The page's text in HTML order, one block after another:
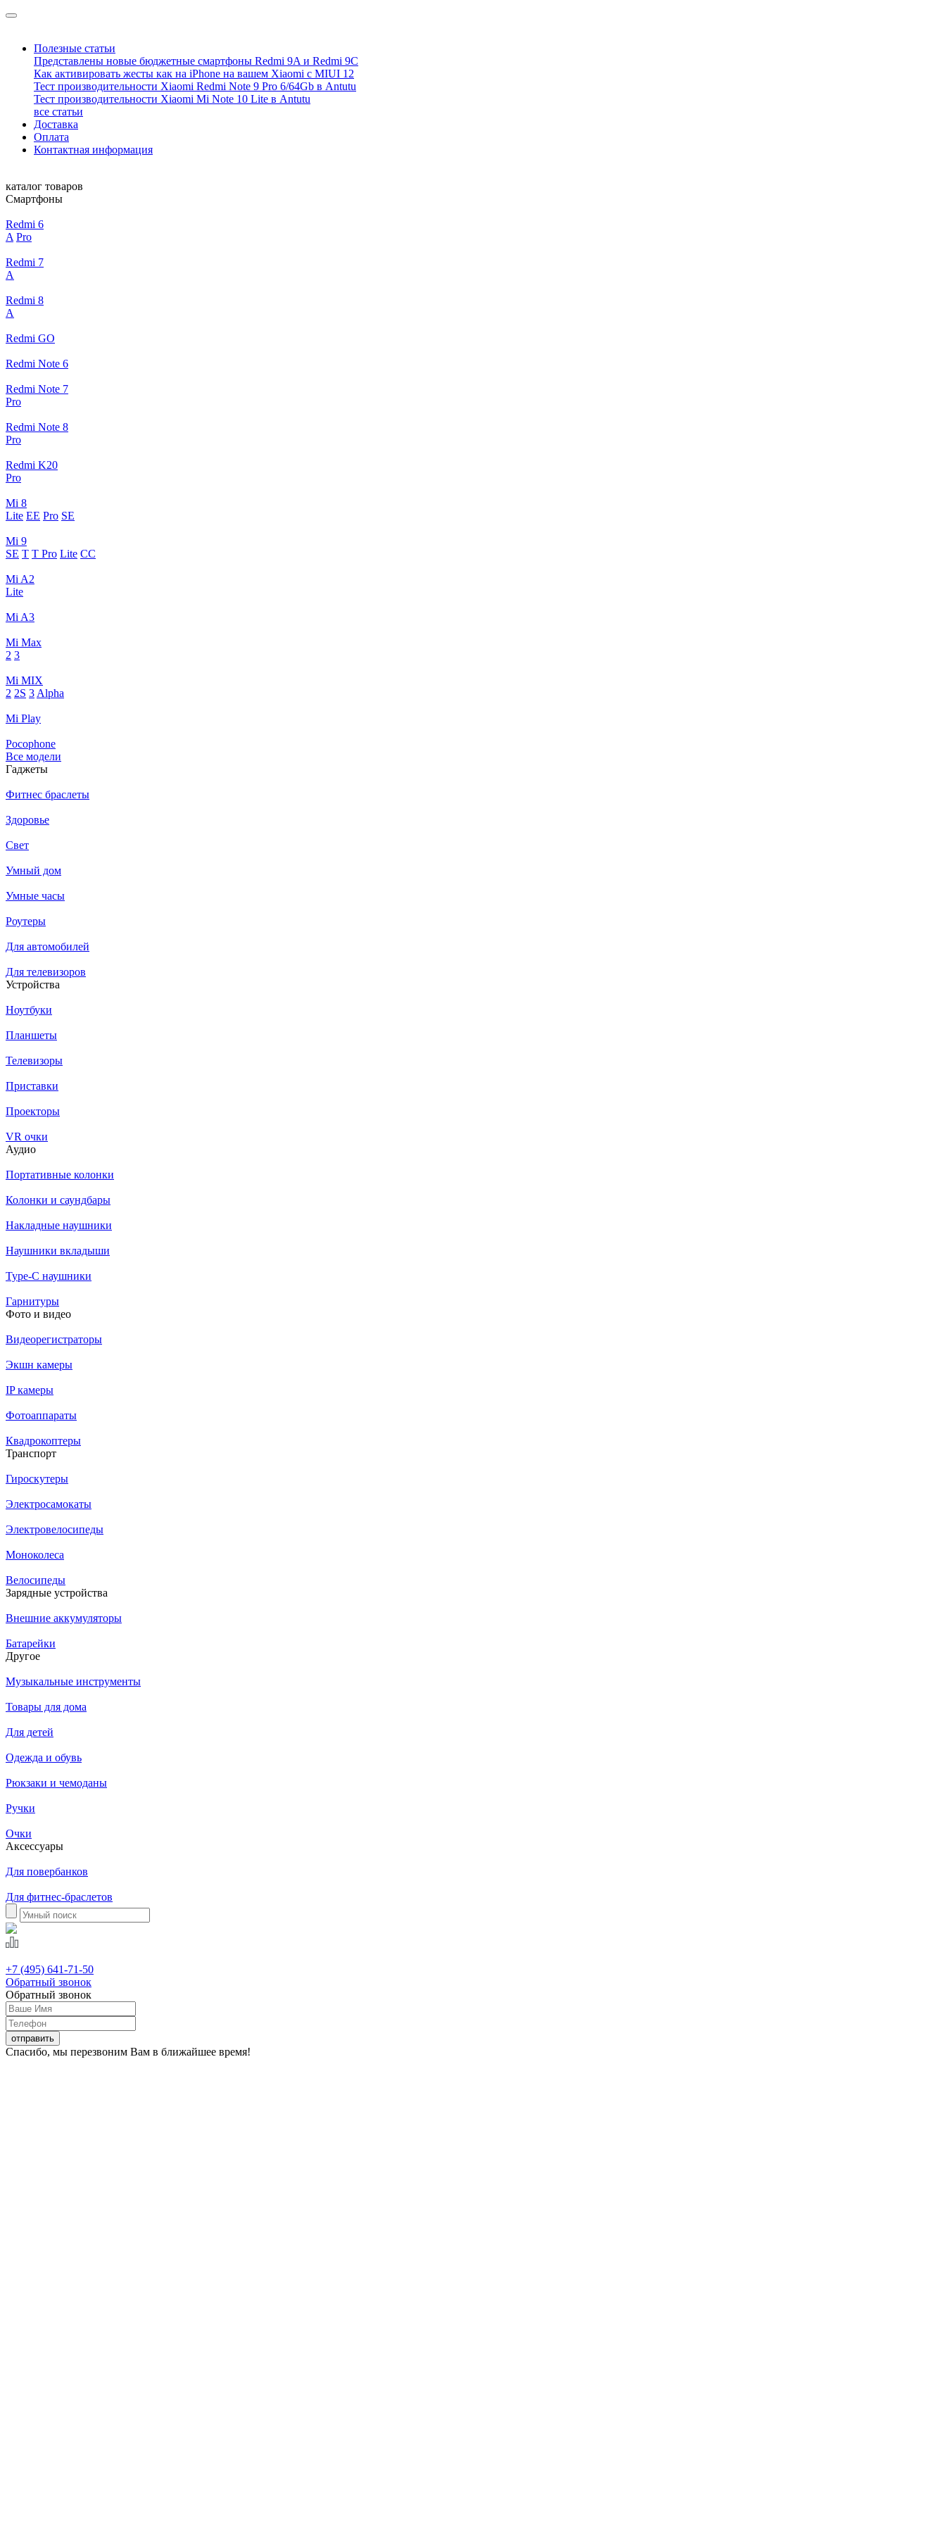
Полезные статьи
Представлены новые бюджетные смартфоны Redmi 9A и Redmi 9C
Как активировать жесты как на iPhone на вашем Xiaomi с MIUI 12
Тест производительности Xiaomi Redmi Note 9 Pro 6/64Gb в Antutu
Тест производительности Xiaomi Mi Note 10 Lite в Antutu
все статьи
Доставка
Оплата
Контактная информация
каталог товаров
Смартфоны
Redmi 6
A Pro
Redmi 7
A
Redmi 8
A
Redmi GO
Redmi Note 6
Redmi Note 7
Pro
Redmi Note 8
Pro
Redmi K20
Pro
Mi 8
Lite EE Pro SE
Mi 9
SE T T Pro Lite CC
Mi A2
Lite
Mi A3
Mi Max
2 3
Mi MIX
2 2S 3 Alpha
Mi Play
Pocophone
Все модели
Гаджеты
Фитнес браслеты
Здоровье
Свет
Умный дом
Умные часы
Роутеры
Для автомобилей
Для телевизоров
Устройства
Ноутбуки
Планшеты
Телевизоры
Приставки
Проекторы
VR очки
Аудио
Портативные колонки
Колонки и саундбары
Накладные наушники
Наушники вкладыши
Type-C наушники
Гарнитуры
Фото и видео
Видеорегистраторы
Экшн камеры
IP камеры
Фотоаппараты
Квадрокоптеры
Транспорт
Гироскутеры
Электросамокаты
Электровелосипеды
Моноколеса
Велосипеды
Зарядные устройства
Внешние аккумуляторы
Батарейки
Другое
Музыкальные инструменты
Товары для дома
Для детей
Одежда и обувь
Рюкзаки и чемоданы
Ручки
Очки
Аксессуары
Для повербанков
Для фитнес-браслетов
+7 (495) 641-71-50
Обратный звонок
Обратный звонок
Спасибо, мы перезвоним Вам в ближайшее время!